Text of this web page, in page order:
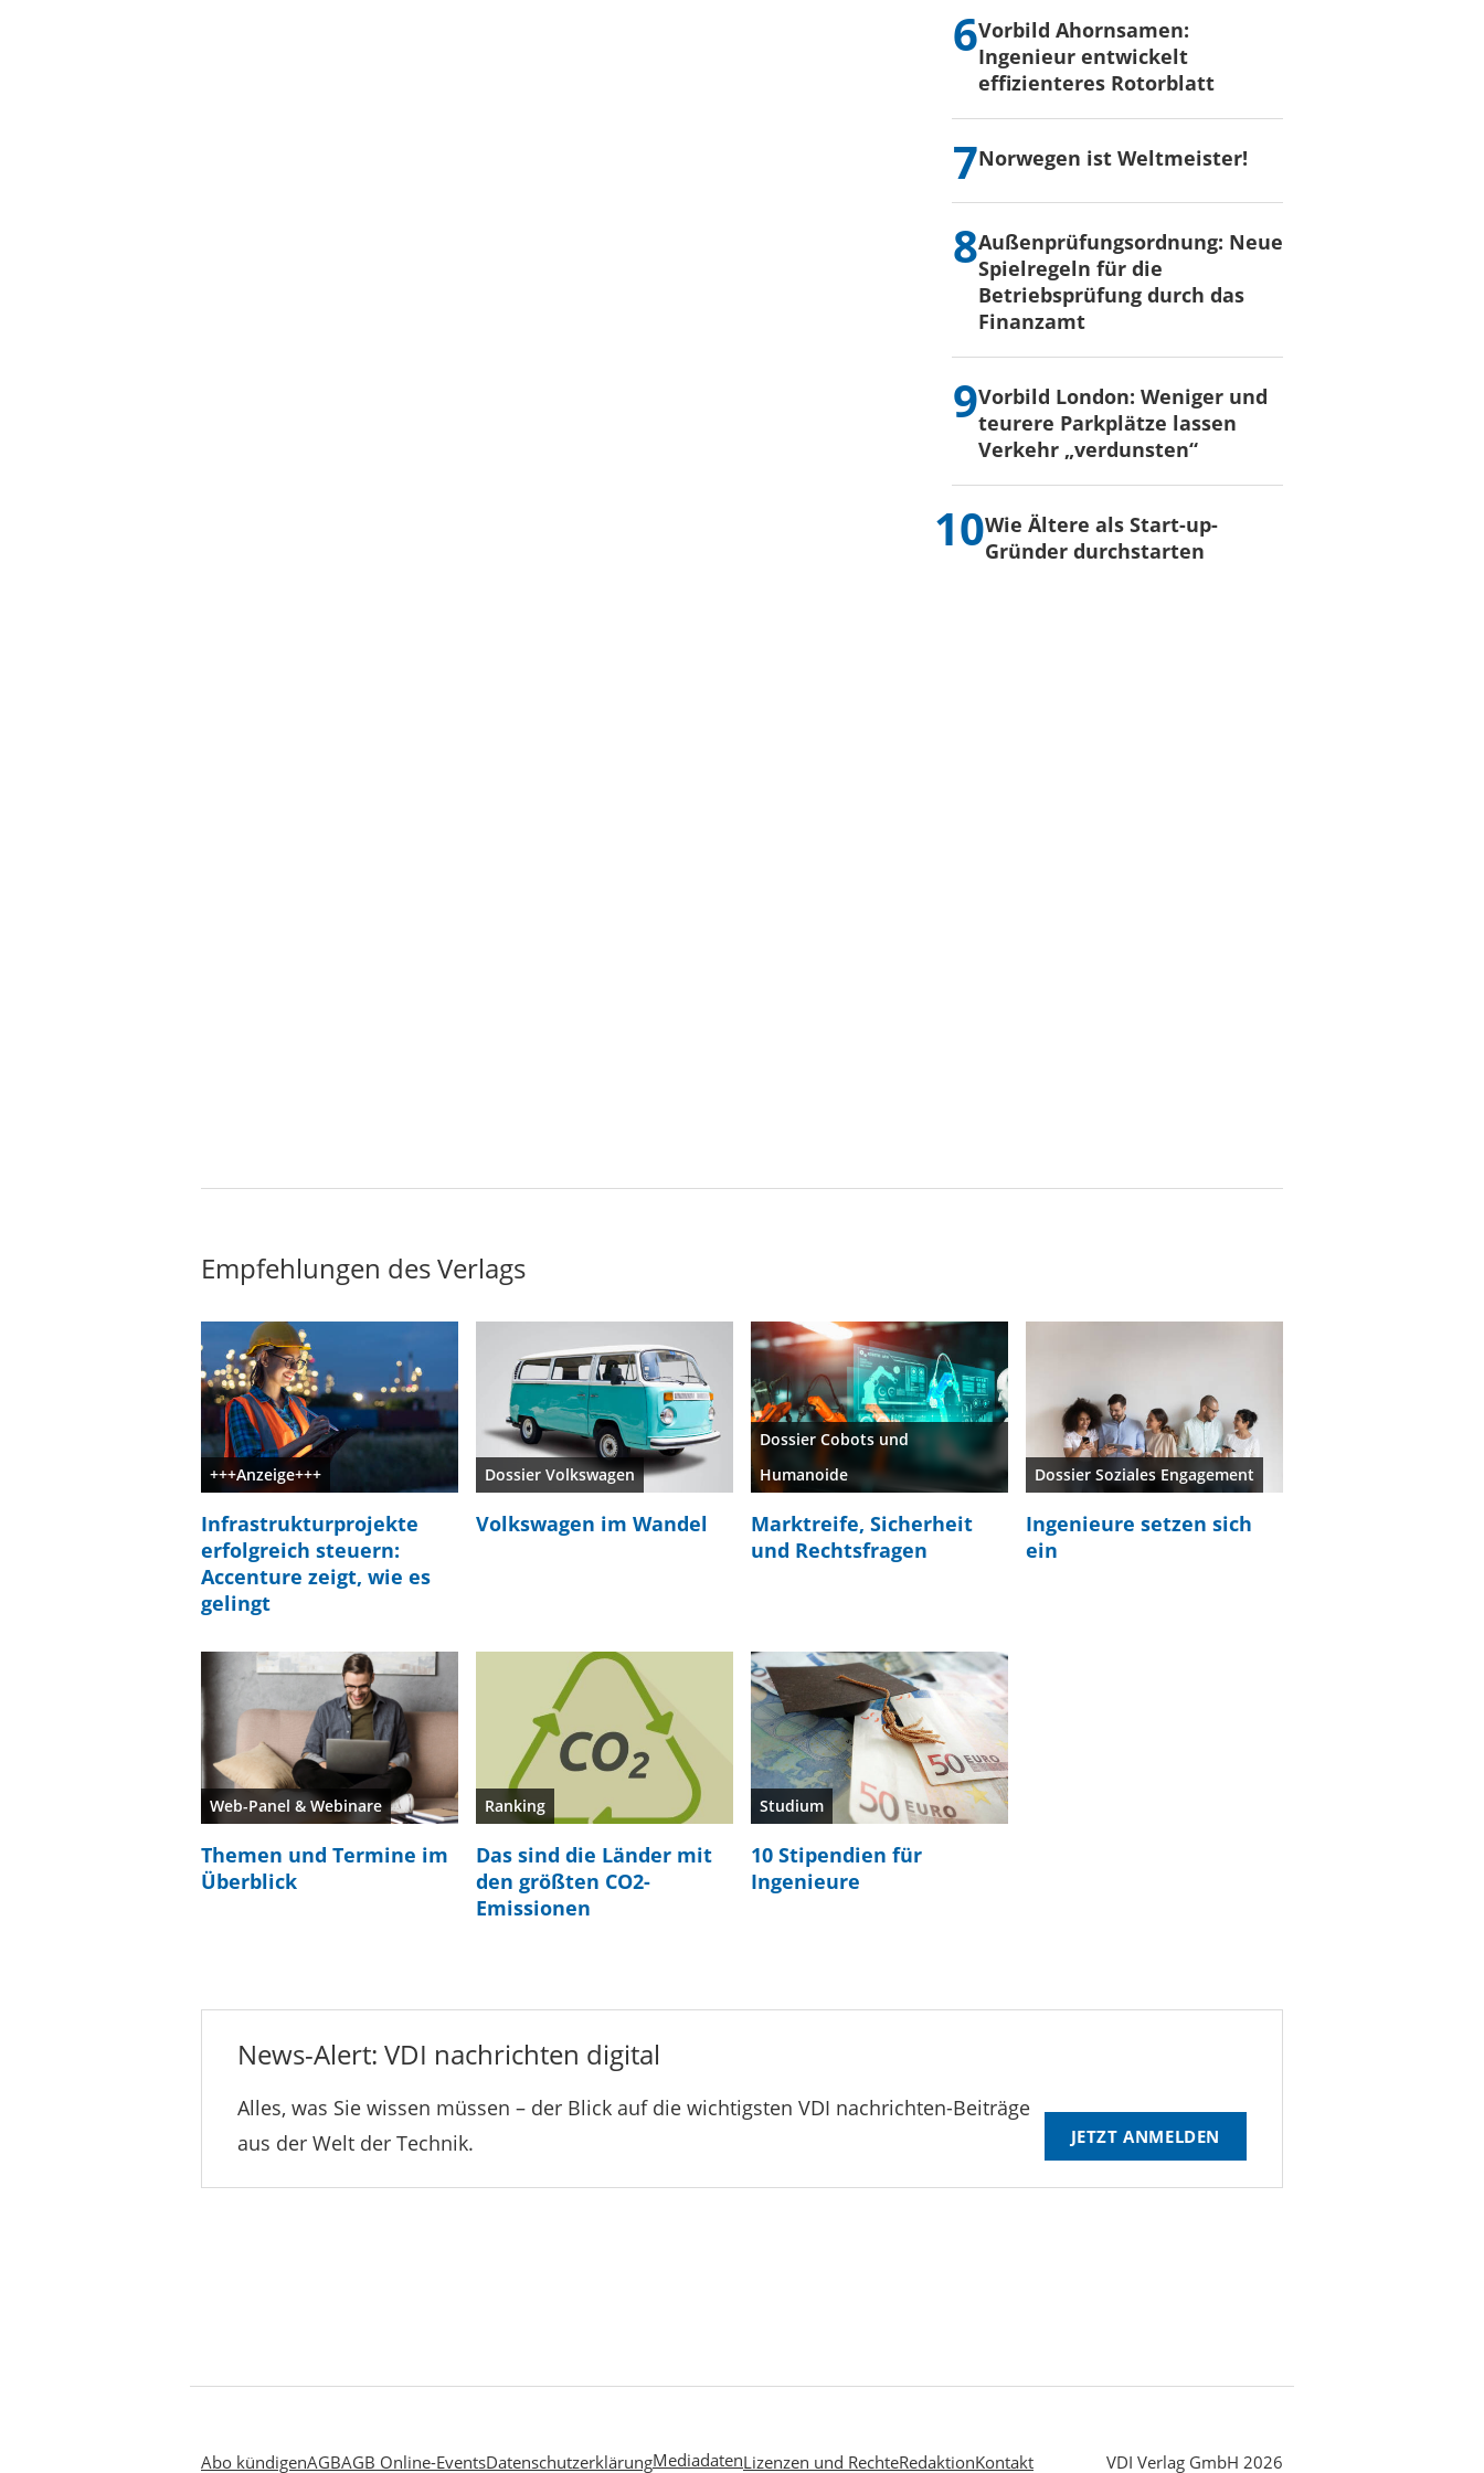
Vorbild Ahornsamen:
Ingenieur entwickelt
effizienteres Rotorblatt
Norwegen ist Weltmeister!
Außenprüfungsordnung: Neue
Spielregeln für die
Betriebsprüfung durch das
Finanzamt
Vorbild London: Weniger und
teurere Parkplätze lassen
Verkehr „verdunsten“
Wie Ältere als Start-up-
Gründer durchstarten
Empfehlungen des Verlags
+++Anzeige+++
Infrastrukturprojekte
erfolgreich steuern:
Accenture zeigt, wie es
gelingt
Dossier Volkswagen
Volkswagen im Wandel
Dossier Cobots und
Humanoide
Marktreife, Sicherheit
und Rechtsfragen
Dossier Soziales Engagement
Ingenieure setzen sich
ein
Web-Panel & Webinare
Themen und Termine im
Überblick
Ranking
Das sind die Länder mit
den größten CO2-
Emissionen
Studium
10 Stipendien für
Ingenieure
News-Alert: VDI nachrichten digital
Alles, was Sie wissen müssen – der Blick auf die wichtigsten VDI nachrichten-Beiträge
aus der Welt der Technik.
JETZT ANMELDEN
Abo kündigenAGBAGB Online-EventsDatenschutzerklärungMediadatenLizenzen und RechteRedaktionKontakt VDI Verlag GmbH 2026